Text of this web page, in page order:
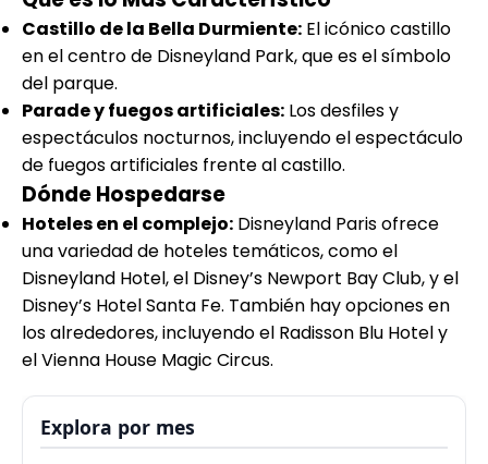
Castillo de la Bella Durmiente: El icónico castillo
en el centro de Disneyland Park, que es el símbolo
del parque.
Parade y fuegos artificiales: Los desfiles y
espectáculos nocturnos, incluyendo el espectáculo
de fuegos artificiales frente al castillo.
Dónde Hospedarse
Hoteles en el complejo: Disneyland Paris ofrece
una variedad de hoteles temáticos, como el
Disneyland Hotel, el Disney’s Newport Bay Club, y el
Disney’s Hotel Santa Fe. También hay opciones en
los alrededores, incluyendo el Radisson Blu Hotel y
el Vienna House Magic Circus.
Explora por mes